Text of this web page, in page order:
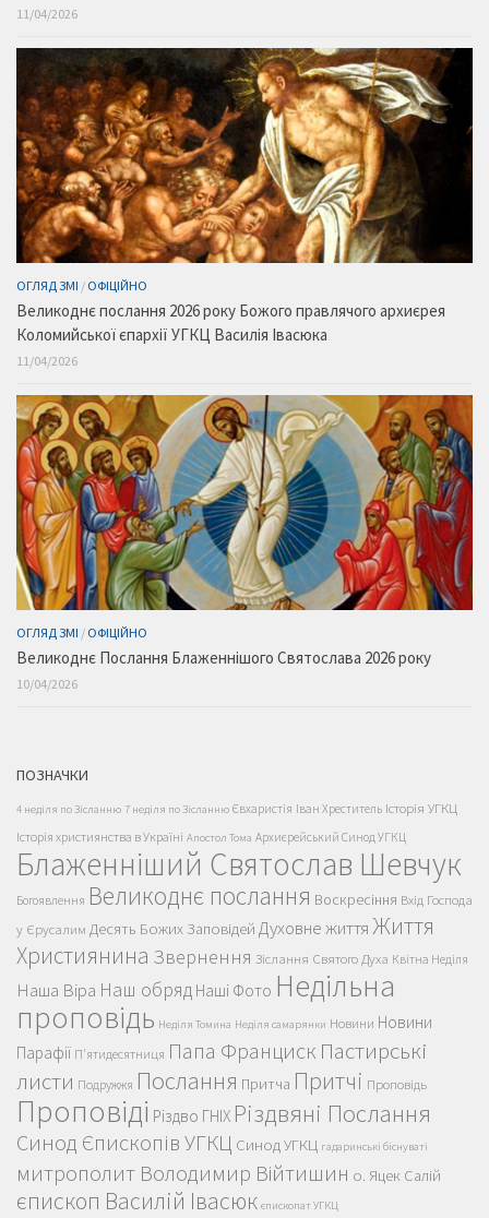
11/04/2026
ОГЛЯД ЗМІ / ОФІЦІЙНО
Великоднє послання 2026 року Божого правлячого архиєрея
Коломийської єпархії УГКЦ Василія Івасюка
11/04/2026
ОГЛЯД ЗМІ / ОФІЦІЙНО
Великоднє Послання Блаженнішого Святослава 2026 року
10/04/2026
ПОЗНАЧКИ
4 неділя по Зісланню 7 неділя по Зісланню Євхаристія Іван Хреститель Історія УГКЦ
Історія християнства в Україні Апостол Тома Архиєрейський Синод УГКЦ
Блаженніший Святослав Шевчук
Богоявлення Великоднє послання Воскресіння Вхід Господа
у Єрусалим Десять Божих Заповідей Духовне життяЖиття
Християнина Звернення Зіслання Святого Духа Квітна Неділя
Наша Віра Наш обряд Наші Фото Недільна
проповідь Неділя Томина Неділя самарянки Новини Новини
Парафії П'ятидесятниця Папа Франциск Пастирські
листи Подружжя Послання Притча Притчі Проповідь
Проповіді Різдво ГНІХ Різдвяні Послання
Синод Єпископів УГКЦ Синод УГКЦ гадаринські біснуваті
митрополит Володимир Війтишин о. Яцек Салій
єпископ Василій Івасюк єпископат УГКЦ